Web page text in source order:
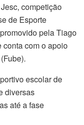
competição
de Esporte
pela Tiago
com o apoio
escolar de
diversas
até a fase